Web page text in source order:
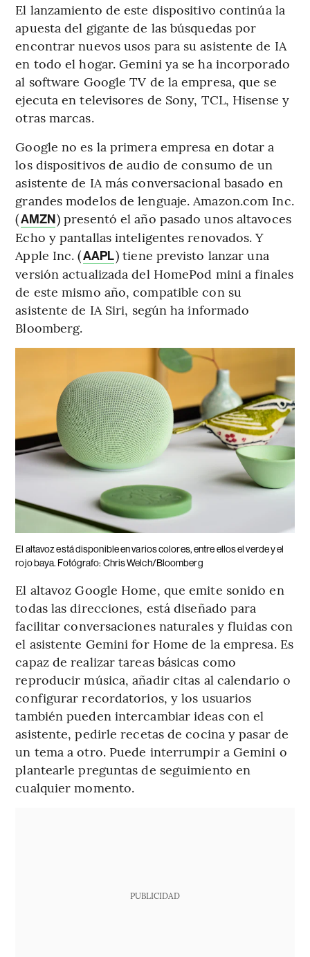
El lanzamiento de este dispositivo continúa la
apuesta del gigante de las búsquedas por
encontrar nuevos usos para su asistente de IA
en todo el hogar. Gemini ya se ha incorporado
al software Google TV de la empresa, que se
ejecuta en televisores de Sony, TCL, Hisense y
otras marcas.
Google no es la primera empresa en dotar a
los dispositivos de audio de consumo de un
asistente de IA más conversacional basado en
grandes modelos de lenguaje. Amazon.com Inc.
(AMZN) presentó el año pasado unos altavoces
Echo y pantallas inteligentes renovados. Y
Apple Inc. (AAPL) tiene previsto lanzar una
versión actualizada del HomePod mini a finales
de este mismo año, compatible con su
asistente de IA Siri, según ha informado
Bloomberg.
El altavoz está disponible en varios colores, entre ellos el verde y el
rojo baya. Fotógrafo: Chris Welch/Bloomberg
El altavoz Google Home, que emite sonido en
todas las direcciones, está diseñado para
facilitar conversaciones naturales y fluidas con
el asistente Gemini for Home de la empresa. Es
capaz de realizar tareas básicas como
reproducir música, añadir citas al calendario o
configurar recordatorios, y los usuarios
también pueden intercambiar ideas con el
asistente, pedirle recetas de cocina y pasar de
un tema a otro. Puede interrumpir a Gemini o
plantearle preguntas de seguimiento en
cualquier momento.
PUBLICIDAD